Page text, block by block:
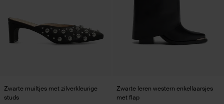
Zwarte muiltjes met zilverkleurige
studs
Zwarte leren western enkellaarsjes
met flap